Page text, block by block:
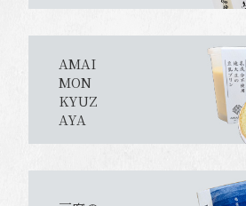
AMAI
MON
KYUZ
AYA